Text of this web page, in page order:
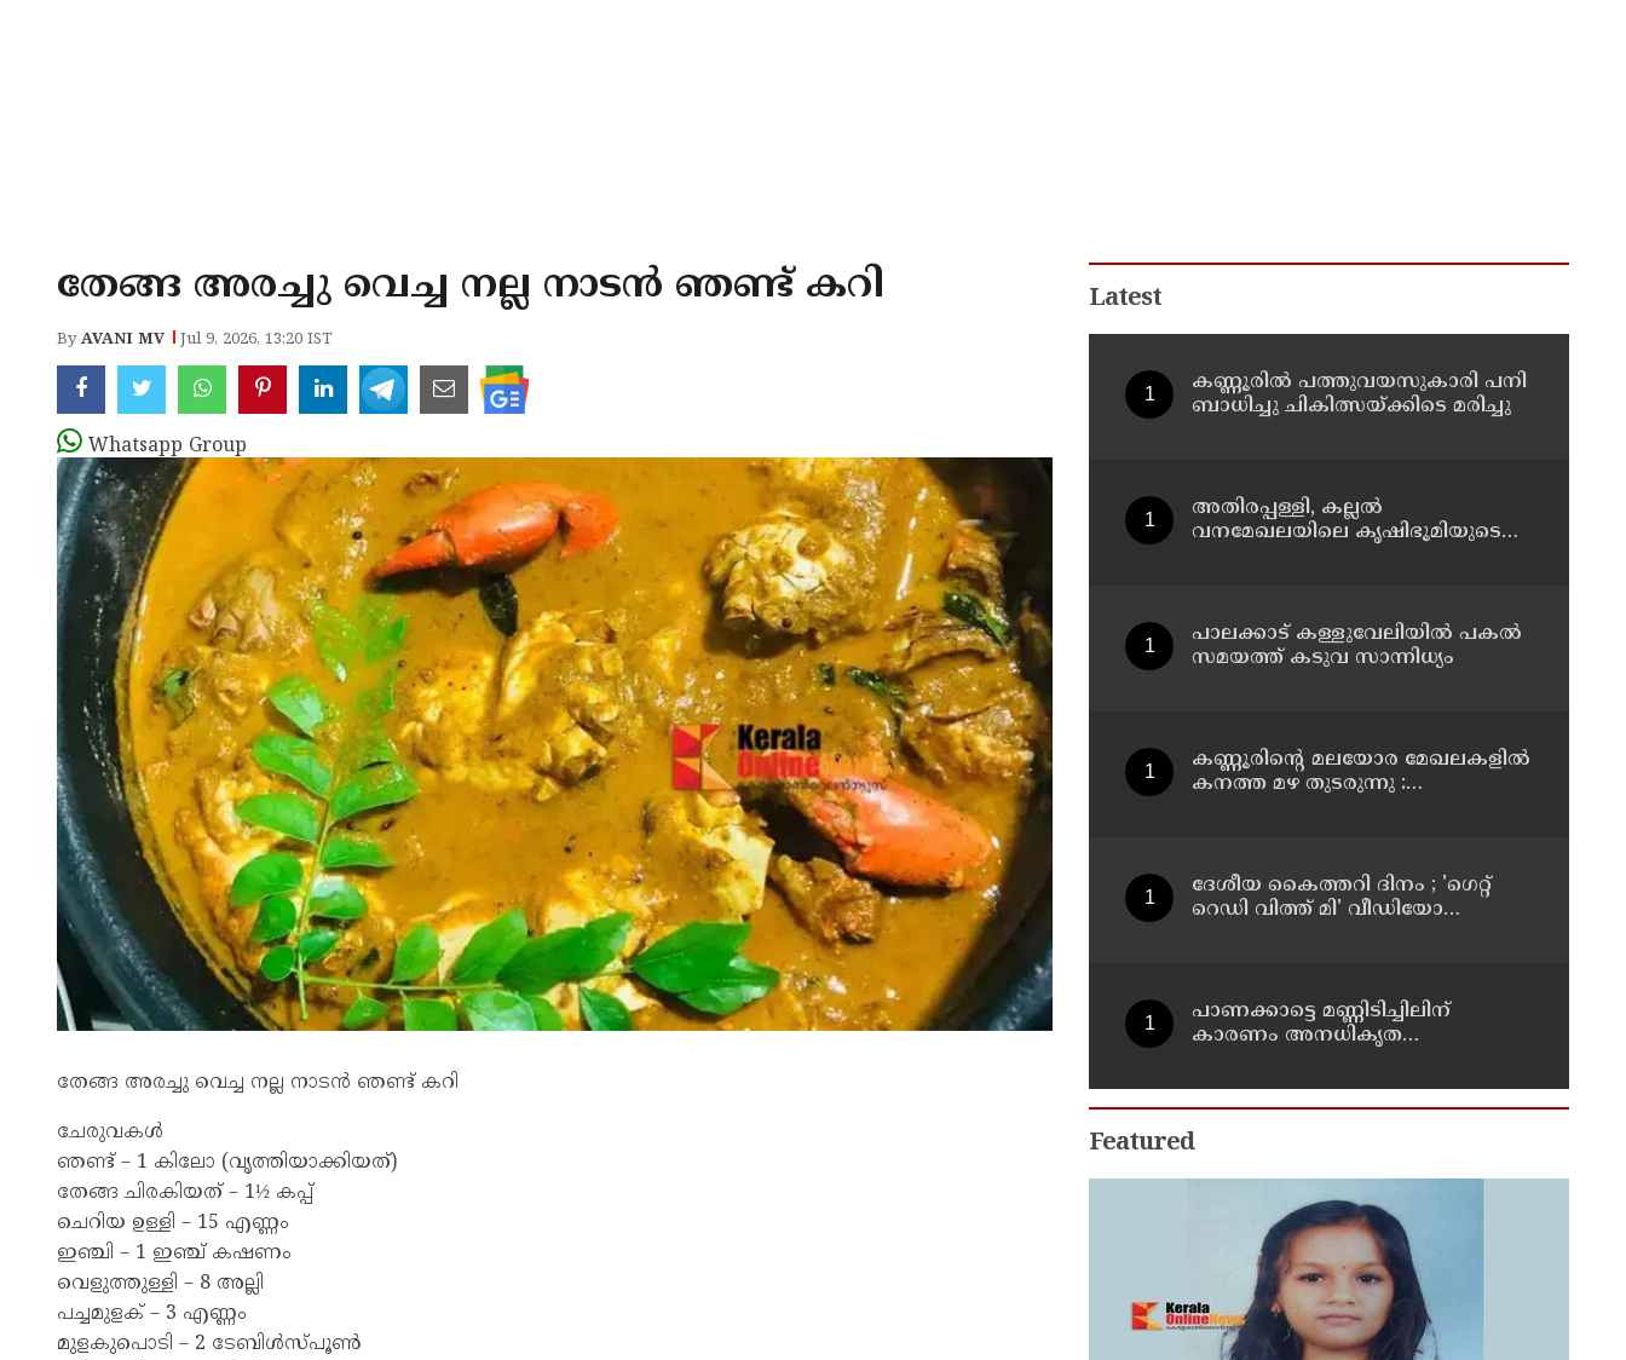
തേങ്ങ അരച്ചു വെച്ച നല്ല നാടൻ ഞണ്ട് കറി
ByAVANI MV Jul 9, 2026, 13:20 IST
Whatsapp Group
തേങ്ങ അരച്ചു വെച്ച നല്ല നാടൻ ഞണ്ട് കറി
ചേരുവകൾ
ഞണ്ട് – 1 കിലോ (വൃത്തിയാക്കിയത്)
തേങ്ങ ചിരകിയത് – 1½ കപ്പ്
ചെറിയ ഉള്ളി – 15 എണ്ണം
ഇഞ്ചി – 1 ഇഞ്ച് കഷണം
വെളുത്തുള്ളി – 8 അല്ലി
പച്ചമുളക് – 3 എണ്ണം
മുളകുപൊടി – 2 ടേബിൾസ്പൂൺ
Latest
കണ്ണൂരിൽ പത്തുവയസുകാരി പനി
ബാധിച്ചു ചികിത്സയ്ക്കിടെ മരിച്ചു
അതിരപ്പള്ളി, കല്ലൽ
വനമേഖലയിലെ കൃഷിഭൂമിയുടെ
പാലക്കാട് കള്ളുവേലിയില്‍ പകല്‍
സമയത്ത് കടുവ സാന്നിധ്യം
കണ്ണൂരിൻ്റെ മലയോര മേഖലകളിൽ
കനത്ത മഴ തുടരുന്നു :
ദേശീയ കൈത്തറി ദിനം ; 'ഗെറ്റ്
റെഡി വിത്ത് മി' വീഡിയോ
പാണക്കാട്ടെ മണ്ണിടിച്ചിലിന്
കാരണം അനധികൃത
ഒരു തരത്തിലുള്ള നിർമാണ
പ്രവർത്തനങ്ങളും
അനുവദിക്കില്ലെന്ന് മന്ത്രി പികെ
കുഞ്ഞാലിക്കുട്ടി
Featured